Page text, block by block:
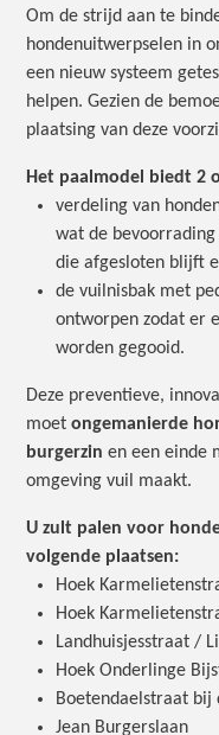
Om de strijd aan te
hondenuitwerpselen in
een nieuw systeem
helpen. Gezien de
plaatsing van deze
Het paalmodel biedt 2
verdeling van
wat de
die afgesloten blijft
de vuilnisbak met
ontworpen zodat er
worden gegooid.
Deze preventieve,
moet ongemanierde
burgerzin en een einde
omgeving vuil maakt.
U zult palen voor
volgende plaatsen:
Hoek
Hoek
Landhuisjesstraat /
Hoek Onderlinge
Boetendaelstraat bij
Jean Burgerslaan